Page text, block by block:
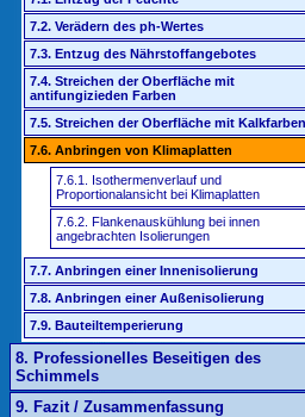
7.2. Verädern des ph-Wertes
7.3. Entzug des Nährstoffangebotes
7.4. Streichen der Oberfläche mit
antifungizieden Farben
7.5. Streichen der Oberfläche mit Kalkfarben
7.6. Anbringen von Klimaplatten
7.6.1. Isothermenverlauf und
Proportionalansicht bei Klimaplatten
7.6.2. Flankenauskühlung bei innen
angebrachten Isolierungen
7.7. Anbringen einer Innenisolierung
7.8. Anbringen einer Außenisolierung
7.9. Bauteiltemperierung
8. Professionelles Beseitigen des
Schimmels
9. Fazit / Zusammenfassung